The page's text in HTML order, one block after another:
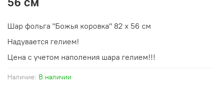
Наличие: В наличии
Шар фольга "Божья коровка" 82 х 56 см
Надувается гелием!
Цена с учетом наполения шара гелием!!!